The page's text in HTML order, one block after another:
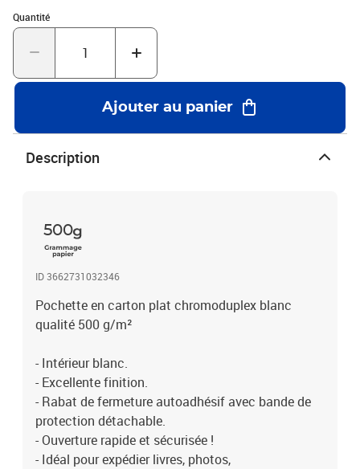
Quantité
Quantité : 1
Ajouter au panier
Description
500
ID 3662731032346
Pochette en carton plat chromoduplex blanc
qualité 500 g/m²
- Intérieur blanc.
- Excellente finition.
- Rabat de fermeture autoadhésif avec bande de
protection détachable.
- Ouverture rapide et sécurisée !
- Idéal pour expédier livres, photos,